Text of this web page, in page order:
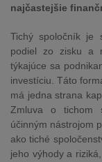
najčastejšie
Tichý spoločník je
podiel zo zisku a
týkajúce sa
investíciu. Táto
má jedna strana
Zmluva o tichom
účinným nástrojom
ako tiché
jeho výhody a